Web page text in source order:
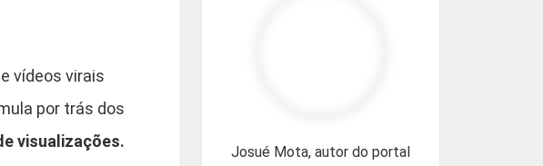
vídeos virais
por trás dos
visualizações.
Josué Mota, autor do portal